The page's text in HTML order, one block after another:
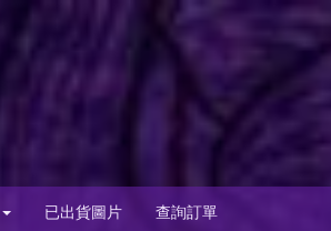
已出貨圖片 查詢訂單